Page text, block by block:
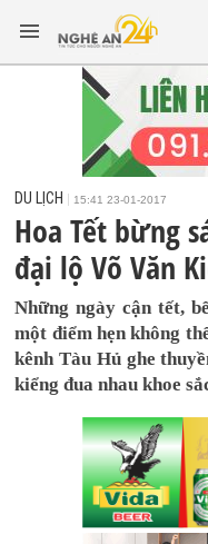
DU LỊCH 15:41 23-01-2017
Hoa Tết bừng
đại lộ Võ Văn
Những ngày cận tết,
một điểm hẹn không
kênh Tàu Hủ ghe
kiểng đua nhau khoe